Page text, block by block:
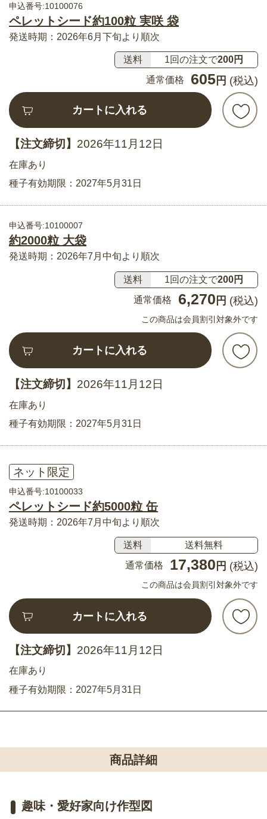
申込番号:10100076
ペレットシード約100粒 実咲 袋
発送時期：2026年6月下旬より順次
送料 1回の注文で200円
通常価格
605 円 (税込)
カートに入れる
【注文締切】 2026年11月12日
在庫あり
種子有効期限：2027年5月31日
申込番号:10100007
約2000粒 大袋
発送時期：2026年7月中旬より順次
送料 1回の注文で200円
通常価格
6,270 円 (税込)
この商品は会員割引対象外です
カートに入れる
【注文締切】 2026年11月12日
在庫あり
種子有効期限：2027年5月31日
ネット限定
申込番号:10100033
ペレットシード約5000粒 缶
発送時期：2026年7月中旬より順次
送料
送料無料
通常価格
17,380 円 (税込)
この商品は会員割引対象外です
カートに入れる
【注文締切】 2026年11月12日
在庫あり
種子有効期限：2027年5月31日
商品詳細
趣味・愛好家向け作型図